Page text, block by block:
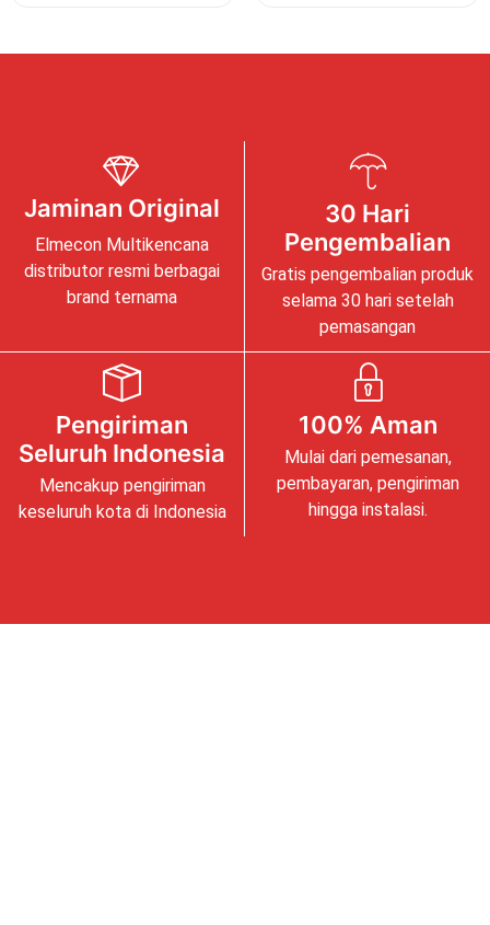
Jaminan Original
Elmecon Multikencana
distributor resmi berbagai
brand ternama
30 Hari
Pengembalian
Gratis pengembalian produk
selama 30 hari setelah
pemasangan
Pengiriman
Seluruh Indonesia
Mencakup pengiriman
keseluruh kota di Indonesia
100% Aman
Mulai dari pemesanan,
pembayaran, pengiriman
hingga instalasi.